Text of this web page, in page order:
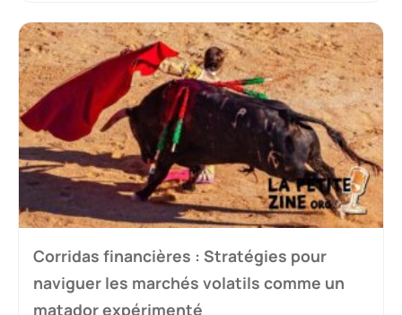
Corridas financières : Stratégies pour
naviguer les marchés volatils comme un
matador expérimenté